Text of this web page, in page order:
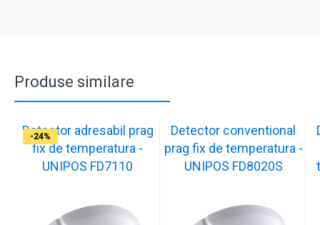
Produse similare
-17%
Detector adresabil prag
fix de temperatura -
UNIPOS FD7110
-17%
Detector conventional
prag fix de temperatura -
UNIPOS FD8020S
-17%
-17%
-23%
-23%
-23%
-24%